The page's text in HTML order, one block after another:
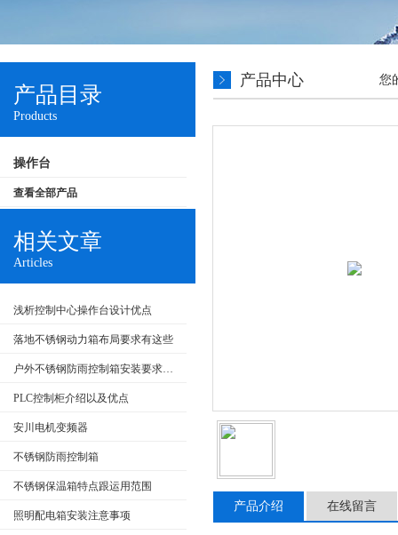
产品目录
Products
操作台
查看全部产品
相关文章
Articles
浅析控制中心操作台设计优点
落地不锈钢动力箱布局要求有这些
户外不锈钢防雨控制箱安装要求和产品特点
PLC控制柜介绍以及优点
安川电机变频器
不锈钢防雨控制箱
不锈钢保温箱特点跟运用范围
照明配电箱安装注意事项
产品中心 您
产品介绍 在线留言